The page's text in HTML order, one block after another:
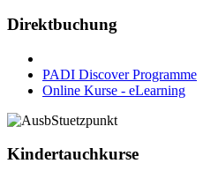
Direktbuchung
PADI Discover Programme
Online Kurse - eLearning
Kindertauchkurse